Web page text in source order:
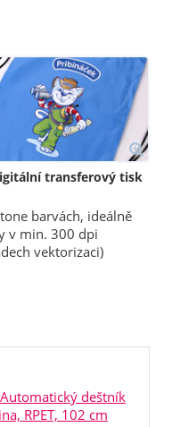
transferový tisk
barvách, ideálně
v min. 300 dpi
vektorizaci)